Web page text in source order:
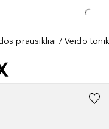
prausikliai Veido